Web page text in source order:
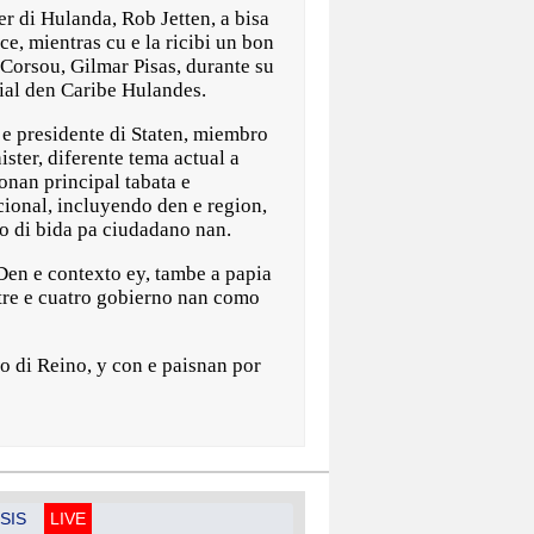
di Hulanda, Rob Jetten, a bisa
mientras cu e la ricibi un bon
Gilmar Pisas, durante su
den Caribe Hulandes.
presidente di Staten, miembro
diferente tema actual a
principal tabata e
incluyendo den e region,
di bida pa ciudadano nan.
e contexto ey, tambe a papia
e cuatro gobierno nan como
di Reino, y con e paisnan por
LIVE